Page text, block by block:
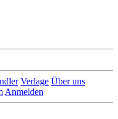
Verlage Über uns
Anmelden